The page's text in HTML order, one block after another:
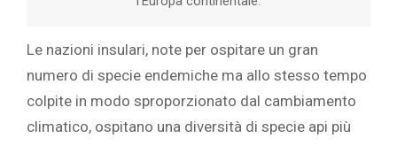
Le nazioni insulari, note per ospitare un gran
numero di specie endemiche ma allo stesso tempo
colpite in modo sproporzionato dal cambiamento
climatico, ospitano una diversità di specie api più